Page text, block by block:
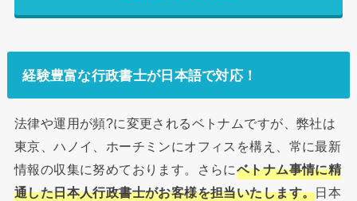
経験豊富な行政書士が日本語で対応！
法律や運用が頻?に変更されるベトナムですが、弊社は
東京、ハノイ、ホーチミンにオフィスを構え、常に最新
情報の収集に努めております。さらにベトナム事情に精
通した日本人行政書士がお客様を担当いたします。日本